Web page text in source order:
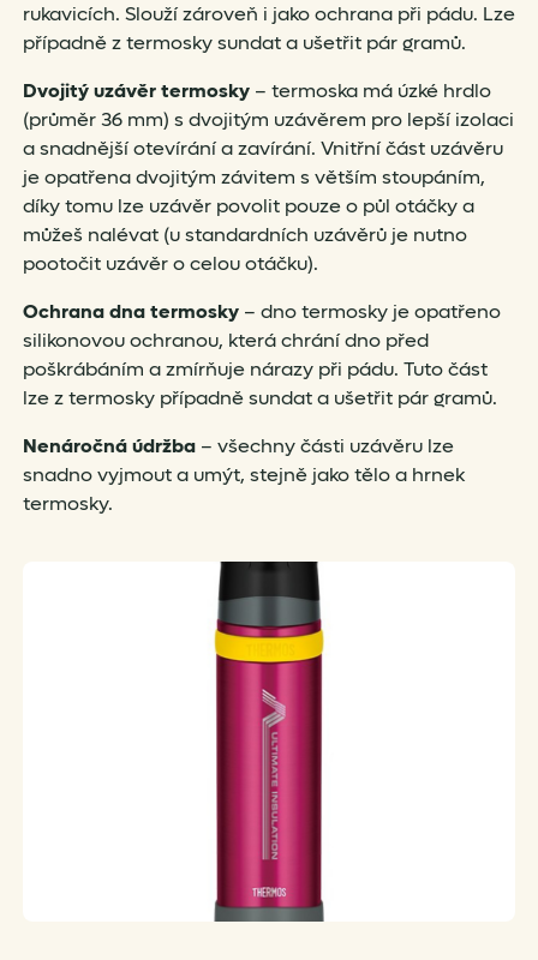
rukavicích. Slouží zároveň i jako ochrana při pádu. Lze
případně z termosky sundat a ušetřit pár gramů.
Dvojitý uzávěr termosky– termoska má úzké hrdlo
(průměr 36 mm) s dvojitým uzávěrem pro lepší izolaci
a snadnější otevírání a zavírání. Vnitřní část uzávěru
je opatřena dvojitým závitem s větším stoupáním,
díky tomu lze uzávěr povolit pouze o půl otáčky a
můžeš nalévat (u standardních uzávěrů je nutno
pootočit uzávěr o celou otáčku).
Ochrana dna termosky– dno termosky je opatřeno
silikonovou ochranou, která chrání dno před
poškrábáním a zmírňuje nárazy při pádu. Tuto část
lze z termosky případně sundat a ušetřit pár gramů.
Nenáročná údržba– všechny části uzávěru lze
snadno vyjmout a umýt, stejně jako tělo a hrnek
termosky.